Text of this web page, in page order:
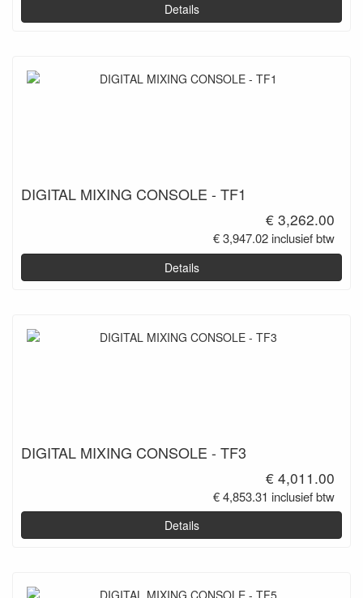
Details
DIGITAL MIXING CONSOLE - TF1
€ 3,262.00
€ 3,947.02 inclusief btw
Details
DIGITAL MIXING CONSOLE - TF3
€ 4,011.00
€ 4,853.31 inclusief btw
Details